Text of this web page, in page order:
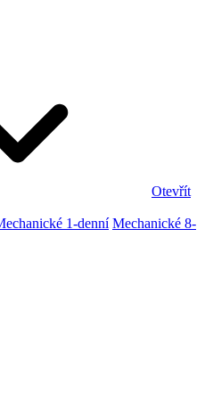
Otevřít
1-denní Mechanické 8-